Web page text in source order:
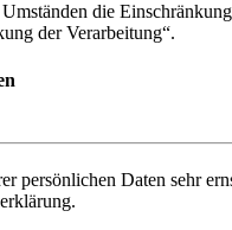
die
der Verarbeitung“.
persönlichen Daten sehr